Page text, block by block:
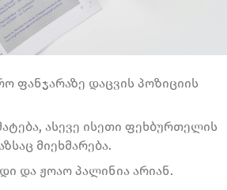
ფანჯარაზე დაცვის პოზიციის
ასევე ისეთი ფეხბურთელის
მიეხმარება.
და ჟოაო პალინია არიან.